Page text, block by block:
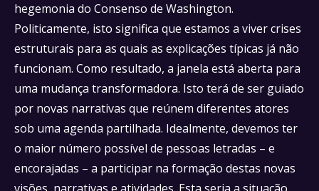
hegemonia do Consenso de Washington.
Politicamente, isto significa que estamos a viver crises
estruturais para as quais as explicações típicas já não
funcionam. Como resultado, a janela está aberta para
uma mudança transformadora. Isto terá de ser guiado
por novas narrativas que reúnem diferentes atores
sob uma agenda partilhada. Idealmente, devemos ter
o maior número possível de pessoas letradas – e
encorajadas – a participar na formação destas novas